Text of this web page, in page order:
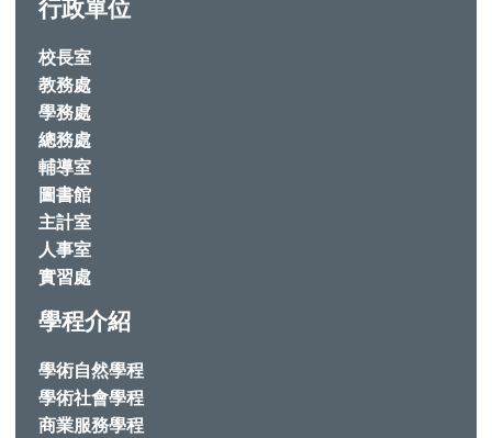
行政單位
校長室
教務處
學務處
總務處
輔導室
圖書館
主計室
人事室
實習處
學程介紹
學術自然學程
學術社會學程
商業服務學程